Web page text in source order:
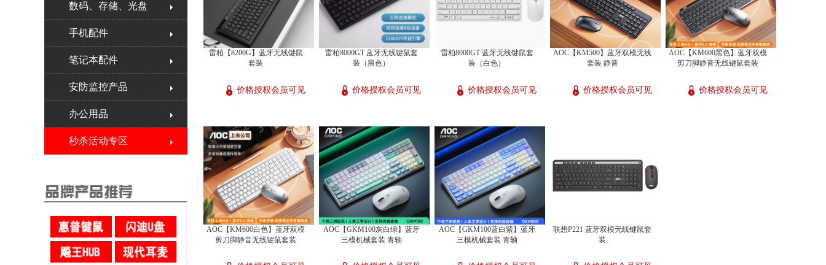
数码、存储、光盘
手机配件
笔记本配件
安防监控产品
办公用品
秒杀活动专区
雷柏【8200G】蓝牙无线键鼠
套装
价格授权会员可见
雷柏8000GT 蓝牙无线键鼠套
装（黑色）
价格授权会员可见
雷柏8000GT 蓝牙无线键鼠套
装（白色）
价格授权会员可见
AOC【KM500】蓝牙双模无线
套装 静音
价格授权会员可见
AOC【KM600黑色】蓝牙双模
剪刀脚静音无线键鼠套装
价格授权会员可见
AOC【KM600白色】蓝牙双模
剪刀脚静音无线键鼠套装
AOC【GKM100灰白绿】蓝牙
三模机械套装 青轴
AOC【GKM100蓝白紫】蓝牙
三模机械套装 青轴
联想P221 蓝牙双模无线键鼠套
装